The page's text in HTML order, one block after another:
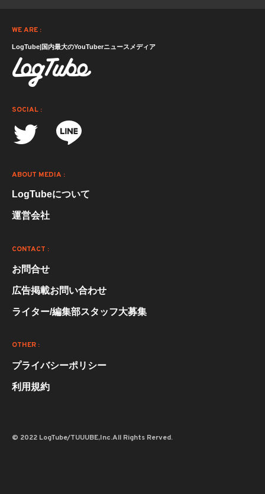
WE ARE :
LogTube|国内最大のYouTuberニュースメディア
SOCIAL :
ABOUT MEDIA :
LogTubeについて
運営会社
CONTACT :
お問合せ
広告掲載お問い合わせ
ライター/編集部スタッフ大募集
OTHER :
プライバシーポリシー
利用規約
© 2022 LogTube/TUUUBE,Inc.All Rights Rerved.